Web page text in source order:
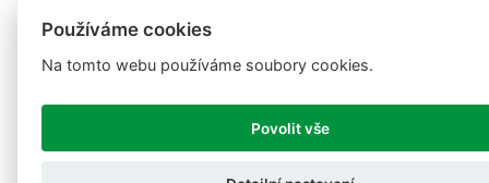
Více váhových indikátorů ve stejném sběrnici.
Kontrola přetížení jeřábů.
Nový SWIFT V je k dispozici ve 4 verzích, které jsou
Používáme cookies
Na tomto webu používáme soubory cookies.
Povolit vše